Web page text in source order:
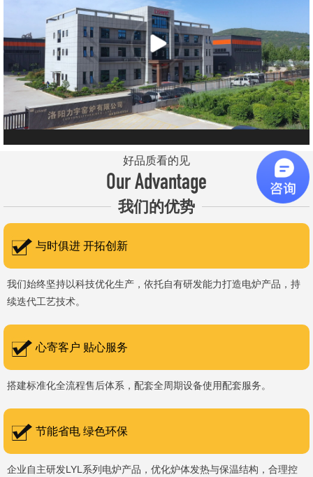
元件、高温窑具等。 历经二十余年市场积累，公司产品质量稳
定、性能可靠，应用场景覆盖高校、科研院所、工矿企业等领域，服
务于粉末、冶金、电子、煤炭、医药、陶瓷、玻璃、铝业、汽车、特
种新材料、耐火材料、新能源、航天航空、化工、金属烧结及金属热
处理等行业，产品覆盖国内多省市，并出口至海外多个国家和地
区。 近年来，公司通过理念更新、体制机制优化与科技创新，于
稳步增长，国内市场份额稳步提升，并获得质量诚信AAA 级企业荣
誉证书。 在产品技术方面，公司坚持精益求精、持续创新，自主
研发LYL系列节能精密型智能化电炉、窑炉产品，多项产品通过相关
权威认证。产品具备升温快、节能效果显著、温控精准、智能自动化
程度高、运行稳定、保温性能优良、全程电脑控制、可编程自动升降
盟CE认证。 公司凭借技术积累与产品优势，获得多项官方资质
认定：高新 技术企业、科技型中小企业、洛阳市企业研发中心（证
书编号：202207080）、河南省专精特新企业。 我们坚持以
科技促生产，以质量创品牌，以品牌创市场的战略发展，实现科学化
国内外新老客户前来参观洽谈，让我们携手，合作共赢，共创新未
来！洛阳新安工厂视频洛阳高新工厂视频
好品质看的见
Our Advantage
我们的优势
与时俱进 开拓创新
我们始终坚持以科技优化生产，依托自有研发能力打造电炉产品，持
续迭代工艺技术。
心寄客户 贴心服务
搭建标准化全流程售后体系，配套全周期设备使用配套服务。
节能省电 绿色环保
企业自主研发LYL系列电炉产品，优化炉体发热与保温结构，合理控